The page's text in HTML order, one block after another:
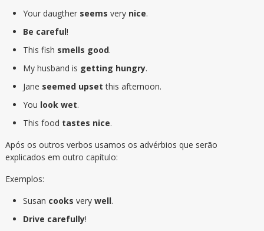
Your daugther seems very nice.
Be careful!
This fish smells good.
My husband is getting hungry.
Jane seemed upset this afternoon.
You look wet.
This food tastes nice.
Após os outros verbos usamos os advérbios que serão
explicados em outro capítulo:
Exemplos:
Susan cooks very well.
Drive carefully!